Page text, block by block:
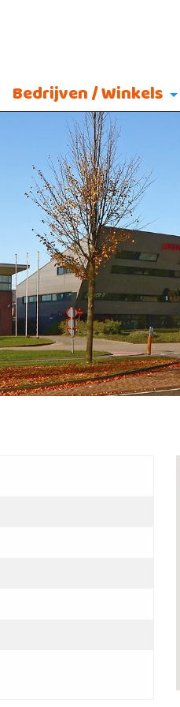
Bedrijven / Winkels